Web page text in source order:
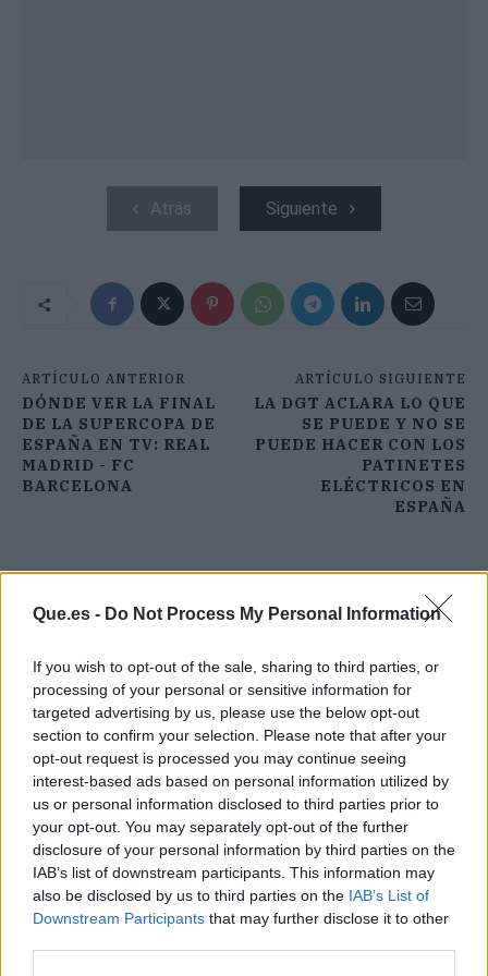
Que.es - Do Not Process My Personal Information
If you wish to opt-out of the sale, sharing to third parties, or
processing of your personal or sensitive information for
targeted advertising by us, please use the below opt-out
section to confirm your selection. Please note that after your
opt-out request is processed you may continue seeing
interest-based ads based on personal information utilized by
us or personal information disclosed to third parties prior to
your opt-out. You may separately opt-out of the further
disclosure of your personal information by third parties on the
IAB’s list of downstream participants. This information may
also be disclosed by us to third parties on the IAB’s List of
Downstream Participants that may further disclose it to other
Atrás Siguiente
ARTÍCULO ANTERIOR
DÓNDE VER LA FINAL
DE LA SUPERCOPA DE
ESPAÑA EN TV: REAL
MADRID - FC
BARCELONA
ARTÍCULO SIGUIENTE
LA DGT ACLARA LO QUE
SE PUEDE Y NO SE
PUEDE HACER CON LOS
PATINETES
ELÉCTRICOS EN
ESPAÑA
Publicidad